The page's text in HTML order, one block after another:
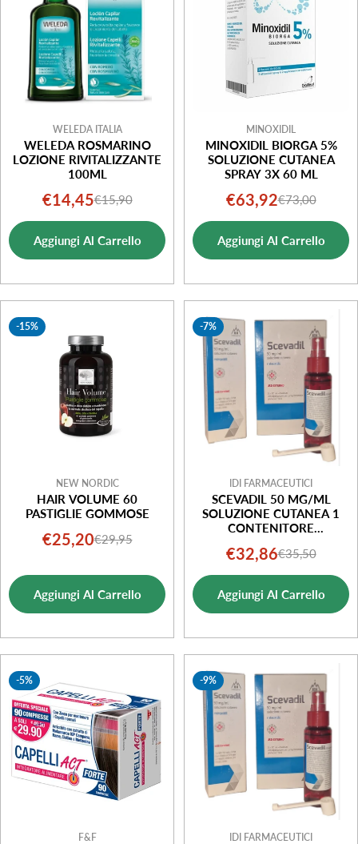
WELEDA ITALIA
WELEDA ROSMARINO
LOZIONE RIVITALIZZANTE
100ML
Prezzo
di
vendita
€14,45Prezzo
normale
€15,90
Aggiungi Al Carrello
MINOXIDIL
MINOXIDIL BIORGA 5%
SOLUZIONE CUTANEA
SPRAY 3X 60 ML
Prezzo
di
vendita
€63,92Prezzo
normale
€73,00
Aggiungi Al Carrello
-15%
NEW NORDIC
HAIR VOLUME 60
PASTIGLIE GOMMOSE
Prezzo
vendita
€25,20Prezzo
€29,95
Aggiungi Al Carrello
-7%
IDI FARMACEUTICI
SCEVADIL 50 MG/ML
SOLUZIONE CUTANEA 1
CONTENITORE
DOSATRICE IN PET DA 60
Prezzo
di
vendita
€32,86Prezzo
normale
€35,50
Aggiungi Al Carrello
-5%
F&F
-9%
IDI FARMACEUTICI